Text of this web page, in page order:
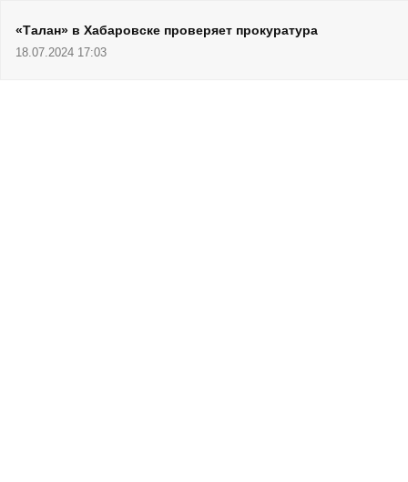
«Талан» в Хабаровске проверяет прокуратура
18.07.2024 17:03